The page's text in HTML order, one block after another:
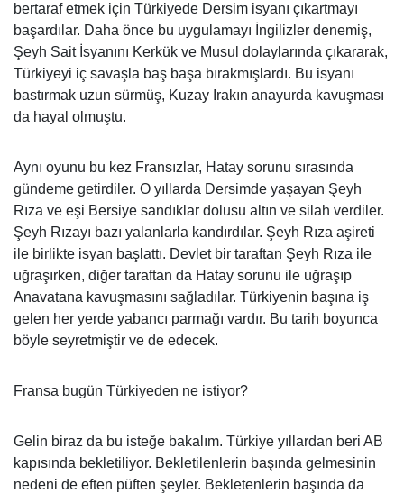
bertaraf etmek için Türkiyede Dersim isyanı çıkartmayı
başardılar. Daha önce bu uygulamayı İngilizler denemiş,
Şeyh Sait İsyanını Kerkük ve Musul dolaylarında çıkararak,
Türkiyeyi iç savaşla baş başa bırakmışlardı. Bu isyanı
bastırmak uzun sürmüş, Kuzay Irakın anayurda kavuşması
da hayal olmuştu.
Aynı oyunu bu kez Fransızlar, Hatay sorunu sırasında
gündeme getirdiler. O yıllarda Dersimde yaşayan Şeyh
Rıza ve eşi Bersiye sandıklar dolusu altın ve silah verdiler.
Şeyh Rızayı bazı yalanlarla kandırdılar. Şeyh Rıza aşireti
ile birlikte isyan başlattı. Devlet bir taraftan Şeyh Rıza ile
uğraşırken, diğer taraftan da Hatay sorunu ile uğraşıp
Anavatana kavuşmasını sağladılar. Türkiyenin başına iş
gelen her yerde yabancı parmağı vardır. Bu tarih boyunca
böyle seyretmiştir ve de edecek.
Fransa bugün Türkiyeden ne istiyor?
Gelin biraz da bu isteğe bakalım. Türkiye yıllardan beri AB
kapısında bekletiliyor. Bekletilenlerin başında gelmesinin
nedeni de eften püften şeyler. Bekletenlerin başında da